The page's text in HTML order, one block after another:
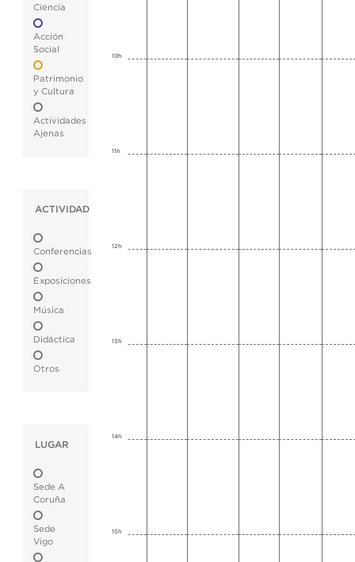
Ciencia
Acción
Social
Patrimonio
y Cultura
Actividades
Ajenas
ACTIVIDAD
Conferencias
Exposiciones
Música
Didáctica
Otros
LUGAR
Sede A
Coruña
Sede
Vigo
10h
11h
12h
13h
14h
15h